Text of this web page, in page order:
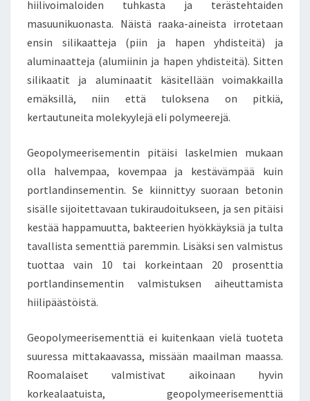
U
S
T
E
I
hiilivoimaloiden tuhkasta ja terästehtaiden
masuunikuonasta. Näistä raaka-aineista irrotetaan
ensin silikaatteja (piin ja hapen yhdisteitä) ja
aluminaatteja (alumiinin ja hapen yhdisteitä). Sitten
silikaatit ja aluminaatit käsitellään voimakkailla
emäksillä, niin että tuloksena on pitkiä,
kertautuneita molekyylejä eli polymeerejä.
Geopolymeerisementin pitäisi laskelmien mukaan
olla halvempaa, kovempaa ja kestävämpää kuin
portlandinsementin. Se kiinnittyy suoraan betonin
sisälle sijoitettavaan tukiraudoitukseen, ja sen pitäisi
kestää happamuutta, bakteerien hyökkäyksiä ja tulta
tavallista sementtiä paremmin. Lisäksi sen valmistus
tuottaa vain 10 tai korkeintaan 20 prosenttia
portlandinsementin valmistuksen aiheuttamista
hiilipäästöistä.
Geopolymeerisementtiä ei kuitenkaan vielä tuoteta
suuressa mittakaavassa, missään maailman maassa.
Roomalaiset valmistivat aikoinaan hyvin
korkealaatuista, geopolymeerisementtiä